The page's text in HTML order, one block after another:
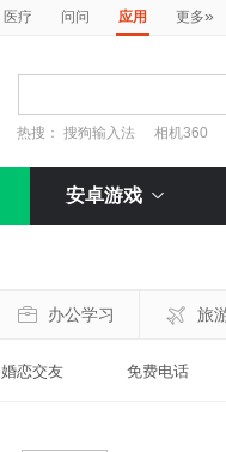
医疗 问问 应用 更多»
热搜：搜狗输入法 相机360
安卓游戏
办公学习 旅
婚恋交友 免费电话